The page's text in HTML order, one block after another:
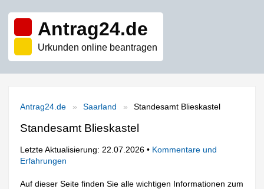
Antrag24.de
Urkunden online beantragen
Antrag24.de Saarland Standesamt Blieskastel
Standesamt Blieskastel
Letzte Aktualisierung: 22.07.2026 • Kommentare und
Erfahrungen
Auf dieser Seite finden Sie alle wichtigen Informationen zum